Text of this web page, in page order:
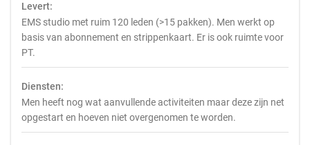
Levert:
EMS studio met ruim 120 leden (>15 pakken). Men werkt op
basis van abonnement en strippenkaart. Er is ook ruimte voor
PT.
Diensten:
Men heeft nog wat aanvullende activiteiten maar deze zijn net
opgestart en hoeven niet overgenomen te worden.